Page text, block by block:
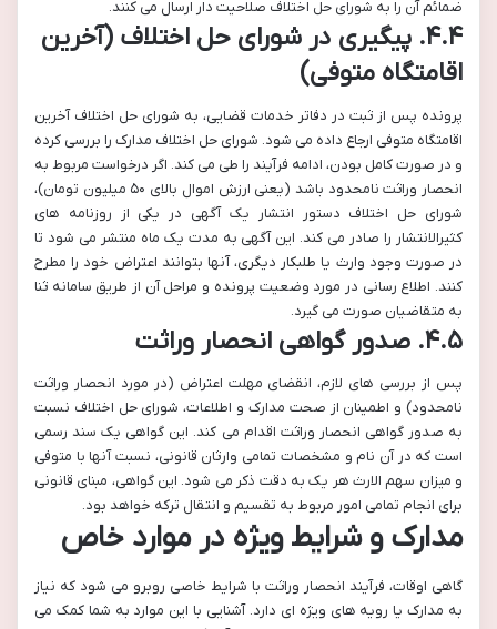
ضمائم آن را به شورای حل اختلاف صلاحیت دار ارسال می کنند.
۴.۴. پیگیری در شورای حل اختلاف (آخرین
اقامتگاه متوفی)
پرونده پس از ثبت در دفاتر خدمات قضایی، به شورای حل اختلاف آخرین
اقامتگاه متوفی ارجاع داده می شود. شورای حل اختلاف مدارک را بررسی کرده
و در صورت کامل بودن، ادامه فرآیند را طی می کند. اگر درخواست مربوط به
انحصار وراثت نامحدود باشد (یعنی ارزش اموال بالای ۵۰ میلیون تومان)،
شورای حل اختلاف دستور انتشار یک آگهی در یکی از روزنامه های
کثیرالانتشار را صادر می کند. این آگهی به مدت یک ماه منتشر می شود تا
در صورت وجود وارث یا طلبکار دیگری، آنها بتوانند اعتراض خود را مطرح
کنند. اطلاع رسانی در مورد وضعیت پرونده و مراحل آن از طریق سامانه ثنا
به متقاضیان صورت می گیرد.
۴.۵. صدور گواهی انحصار وراثت
پس از بررسی های لازم، انقضای مهلت اعتراض (در مورد انحصار وراثت
نامحدود) و اطمینان از صحت مدارک و اطلاعات، شورای حل اختلاف نسبت
به صدور گواهی انحصار وراثت اقدام می کند. این گواهی یک سند رسمی
است که در آن نام و مشخصات تمامی وارثان قانونی، نسبت آنها با متوفی
و میزان سهم الارث هر یک به دقت ذکر می شود. این گواهی، مبنای قانونی
برای انجام تمامی امور مربوط به تقسیم و انتقال ترکه خواهد بود.
مدارک و شرایط ویژه در موارد خاص
گاهی اوقات، فرآیند انحصار وراثت با شرایط خاصی روبرو می شود که نیاز
به مدارک یا رویه های ویژه ای دارد. آشنایی با این موارد به شما کمک می